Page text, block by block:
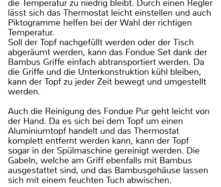
die Temperatur zu niedrig bleibt. Durch einen Regler
lässt sich das Thermostat leicht einstellen und auch
Piktogramme helfen bei der Wahl der richtigen
Temperatur.
Soll der Topf nachgefüllt werden oder der Tisch
abgeräumt werden, kann das Fondue Set dank der
Bambus Griffe einfach abtransportiert werden. Da
die Griffe und die Unterkonstruktion kühl bleiben,
kann der Topf zu jeder Zeit bewegt und umgestellt
werden.
Auch die Reinigung des Fondue Pur geht leicht von
der Hand. Da es sich bei dem Topf um einen
Aluminiumtopf handelt und das Thermostat
komplett entfernt werden kann, kann der Topf
sogar in der Spülmaschine gereinigt werden. Die
Gabeln, welche am Griff ebenfalls mit Bambus
ausgestattet sind, und das Bambusgehäuse lassen
sich mit einem feuchten Tuch abwischen.